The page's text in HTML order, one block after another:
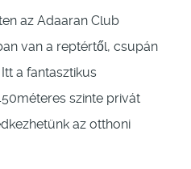
az Adaaran Club
van a reptértől, csupán
a fantasztikus
szinte privát
az otthoni